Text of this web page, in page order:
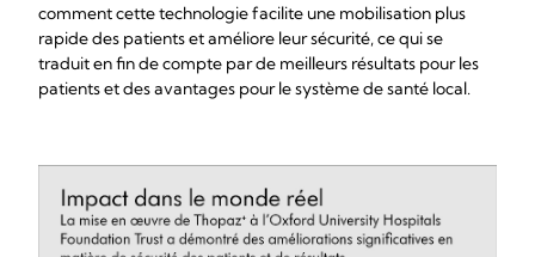
comment cette technologie facilite une mobilisation plus
rapide des patients et améliore leur sécurité, ce qui se
traduit en fin de compte par de meilleurs résultats pour les
patients et des avantages pour le système de santé local.